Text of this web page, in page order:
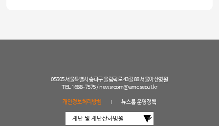
05505 서울특별시 송파구 올림픽로 43길 88 서울아산병원
TEL 1688-7575 /newsroom@amc.seoul.kr
개인정보처리방침 뉴스룸 운영정책